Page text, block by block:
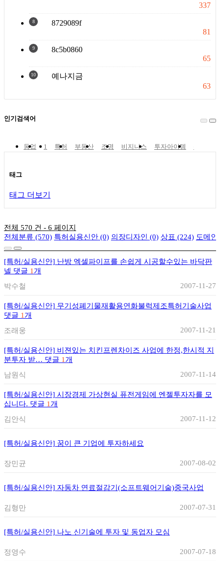
337
8
8729089f
81
9
8c5b0860
65
10
예나지금
63
인기검색어
동업 1 특허 부동산 조명 비지니스 투자아이템
태그
태그 더보기
전체 570 건 - 6 페이지
전체분류 (570) 특허실용신안 (0) 의장디자인 (0) 상표 (224) 도메인
[특허/실용신안] 난방 엑셀파이프를 손쉽게 시공할수있는 바닥판
넬 댓글 1개
박수철
2007-11-27
[특허/실용신안] 무기성폐기물재활용연화불럭제조특허기술사업
댓글 1개
조래웅
2007-11-21
[특허/실용신안] 비젼있는 치킨프렌차이즈 사업에 한정,한시적 지
분투자 받… 댓글 1개
남원식
2007-11-14
[특허/실용신안] 시장경제 가상현실 퓨전게임에 엔젤투자자를 모
십니다. 댓글 1개
김안식
2007-11-12
[특허/실용신안] 꿈이 큰 기업에 투자하세요
장민균 2007-08-02
[특허/실용신안] 자동차 연료절감기(소프트웨어기술)중국사업
김형만 2007-07-31
[특허/실용신안] 나노 신기술에 투자 및 동업자 모심
정영수 2007-07-18